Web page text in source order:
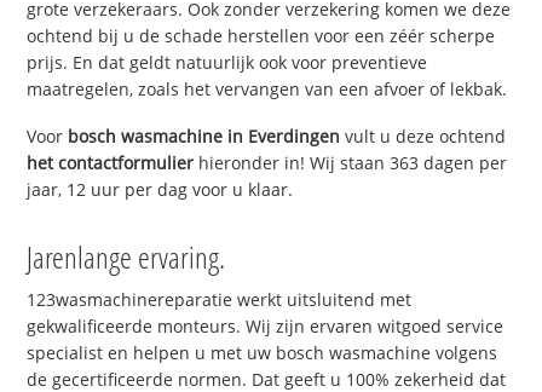
grote verzekeraars. Ook zonder verzekering komen we deze
ochtend bij u de schade herstellen voor een zéér scherpe
prijs. En dat geldt natuurlijk ook voor preventieve
maatregelen, zoals het vervangen van een afvoer of lekbak.
Voor bosch wasmachine in Everdingen vult u deze ochtend
het contactformulier hieronder in! Wij staan 363 dagen per
jaar, 12 uur per dag voor u klaar.
Jarenlange ervaring.
123wasmachinereparatie werkt uitsluitend met
gekwalificeerde monteurs. Wij zijn ervaren witgoed service
specialist en helpen u met uw bosch wasmachine volgens
de gecertificeerde normen. Dat geeft u 100% zekerheid dat